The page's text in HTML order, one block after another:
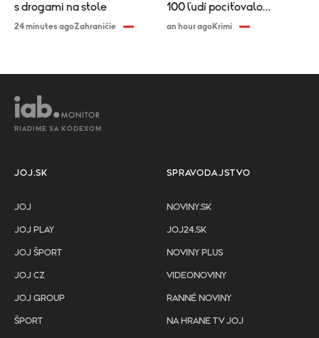
s drogami na stole
24 minutes agoZahraničie
100 ľudí pociťovalo
zdravotné problémy
an hour agoKrimi
RIADIME SA KÓDEXOM
JOJ.SK
JOJ
JOJ PLAY
JOJ ŠPORT
JOJ CZ
JOJ GROUP
ŠPORT
SPRAVODAJSTVO
NOVINY.SK
JOJ24.SK
NOVINY PLUS
VIDEONOVINY
RANNÉ NOVINY
NA HRANE TV JOJ